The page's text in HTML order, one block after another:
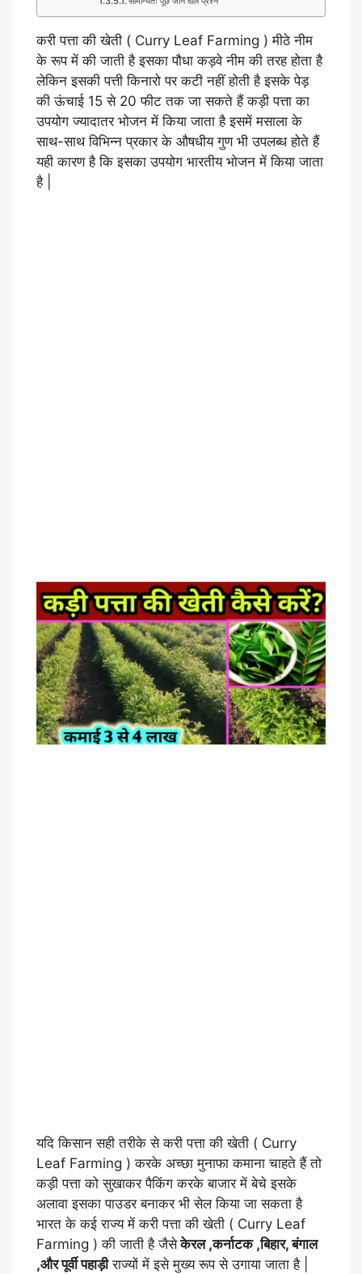
करी पत्ता की खेती ( Curry Leaf Farming ) मीठे नीम
के रूप में की जाती है इसका पौधा कड़वे नीम की तरह होता है
लेकिन इसकी पत्ती किनारो पर कटी नहीं होती है इसके पेड़
की ऊंचाई 15 से 20 फीट तक जा सकते हैं कड़ी पत्ता का
उपयोग ज्यादातर भोजन में किया जाता है इसमें मसाला के
साथ-साथ विभिन्न प्रकार के औषधीय गुण भी उपलब्ध होते हैं
यही कारण है कि इसका उपयोग भारतीय भोजन में किया जाता
है |
यदि किसान सही तरीके से करी पत्ता की खेती ( Curry
Leaf Farming ) करके अच्छा मुनाफा कमाना चाहते हैं तो
कड़ी पत्ता को सुखाकर पैकिंग करके बाजार में बेचे इसके
अलावा इसका पाउडर बनाकर भी सेल किया जा सकता है
भारत के कई राज्य में करी पत्ता की खेती ( Curry Leaf
Farming ) की जाती है जैसेकेरल ,कर्नाटक ,बिहार, बंगाल
,और पूर्वी पहाड़ीराज्यों में इसे मुख्य रूप से उगाया जाता है |